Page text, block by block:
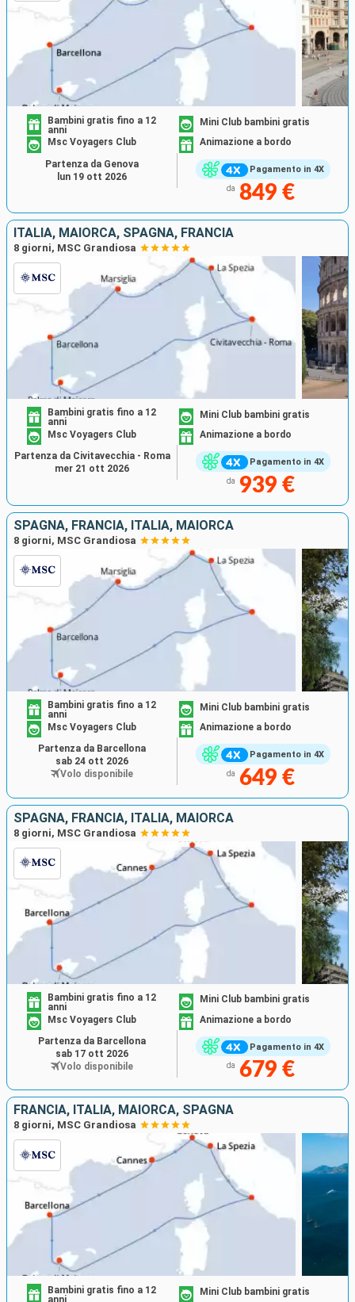
Pagamento in 4X
Bambini gratis fino a 12
anni
Mini Club bambini gratis
Msc Voyagers Club
Animazione a bordo
da 849 €
Partenza da Genova
lun 19 ott 2026
ITALIA, MAIORCA, SPAGNA, FRANCIA
8 giorni, MSC Grandiosa
Pagamento in 4X
Bambini gratis fino a 12
anni
Mini Club bambini gratis
Msc Voyagers Club
Animazione a bordo
da 939 €
Partenza da Civitavecchia - Roma
mer 21 ott 2026
SPAGNA, FRANCIA, ITALIA, MAIORCA
8 giorni, MSC Grandiosa
Pagamento in 4X
Bambini gratis fino a 12
anni
Mini Club bambini gratis
Msc Voyagers Club
Animazione a bordo
da 649 €
Partenza da Barcellona
sab 24 ott 2026
Volo disponibile
SPAGNA, FRANCIA, ITALIA, MAIORCA
8 giorni, MSC Grandiosa
Pagamento in 4X
Bambini gratis fino a 12
anni
Mini Club bambini gratis
Msc Voyagers Club
Animazione a bordo
da 679 €
Partenza da Barcellona
sab 17 ott 2026
Volo disponibile
FRANCIA, ITALIA, MAIORCA, SPAGNA
8 giorni, MSC Grandiosa
Bambini gratis fino a 12
anni
Mini Club bambini gratis